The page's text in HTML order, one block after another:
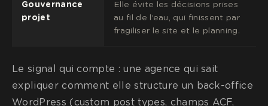
Gouvernance
projet
Elle évite les décisions prises
au fil de l’eau, qui finissent par
fragiliser le site et le planning.
Le signal qui compte : une agence qui sait
expliquer comment elle structure un back-office
WordPress (custom post types, champs ACF,